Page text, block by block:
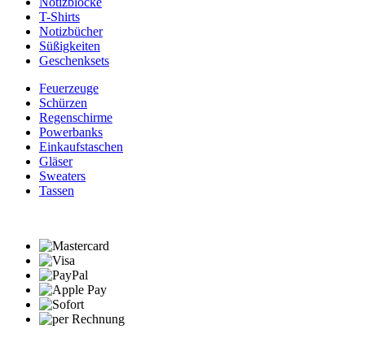
T-Shirts
Notizbücher
Süßigkeiten
Geschenksets
Feuerzeuge
Schürzen
Regenschirme
Powerbanks
Einkaufstaschen
Gläser
Sweaters
Tassen